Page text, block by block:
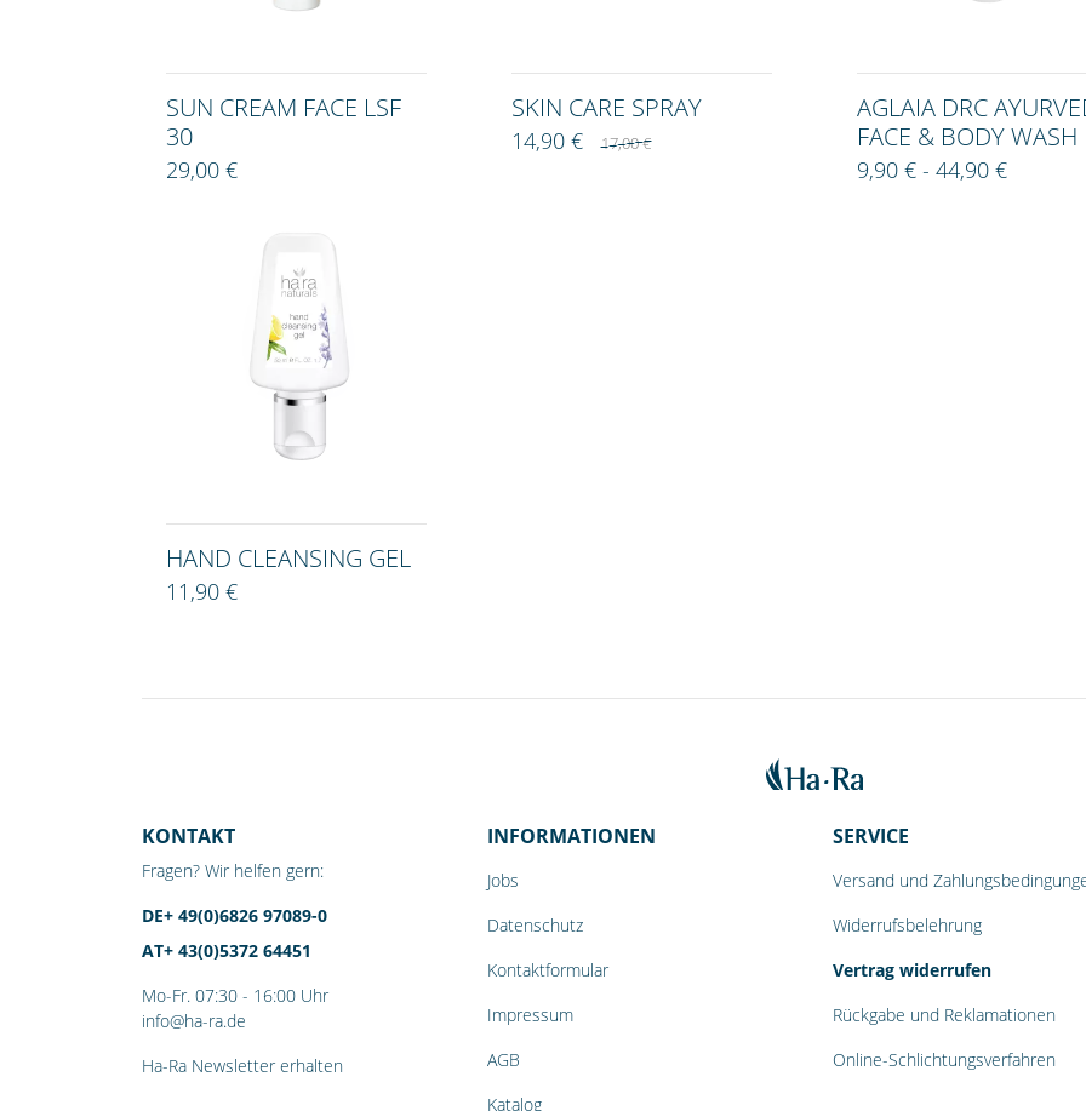
SUN CREAM FACE LSF
30
29,00 €
SKIN CARE SPRAY
14,90 €17,00 €
AGLAIA DRC
FACE & BODY WASH
9,90 € - 44,90 €
HAND CLEANSING GEL
11,90 €
KONTAKT
Fragen? Wir helfen gern:
DE+ 49(0)6826 97089-0
AT+ 43(0)5372 64451
Mo-Fr. 07:30 - 16:00 Uhr
info@ha-ra.de
Ha-Ra Newsletter erhalten
INFORMATIONEN
Jobs
Datenschutz
Kontaktformular
Impressum
AGB
Katalog
SERVICE
Versand und
Widerrufsbelehrung
Vertrag widerrufen
Rückgabe und Reklamationen
Online-Schlichtungsverfahren